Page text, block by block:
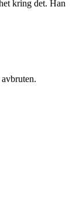
kring det. Han